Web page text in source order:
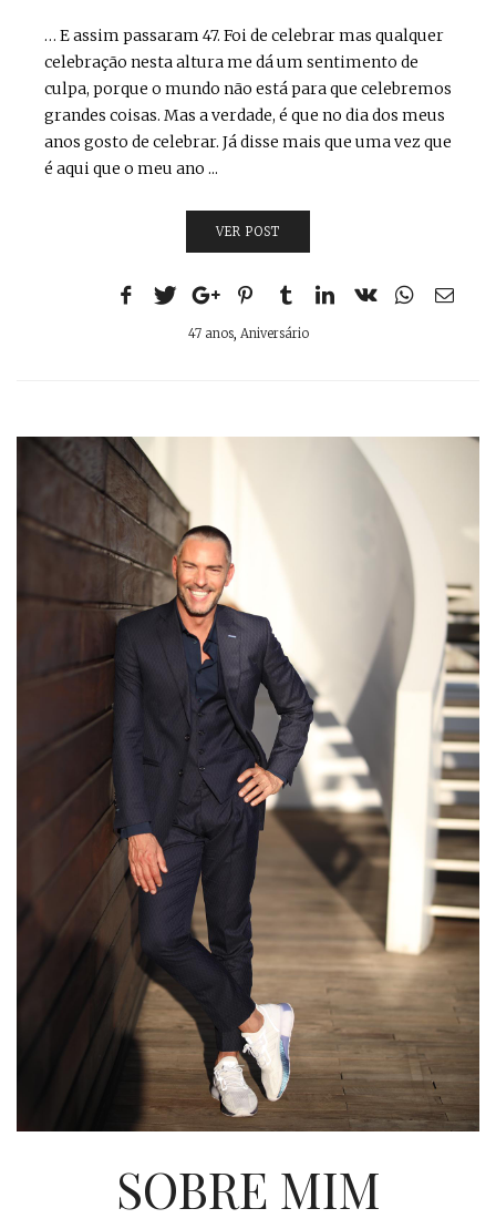
… E assim passaram 47. Foi de celebrar mas qualquer
celebração nesta altura me dá um sentimento de
culpa, porque o mundo não está para que celebremos
grandes coisas. Mas a verdade, é que no dia dos meus
anos gosto de celebrar. Já disse mais que uma vez que
é aqui que o meu ano ...
VER POST
47 anos, Aniversário
SOBRE MIM